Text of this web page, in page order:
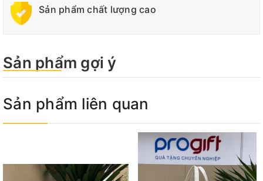
Sản phẩm chất lượng cao
Sản phẩm gợi ý
Sản phẩm liên quan